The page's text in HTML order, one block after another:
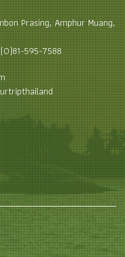
Prasing, Amphur Muang,
595-7588